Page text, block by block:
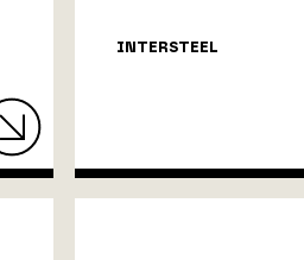
INTERSTEEL